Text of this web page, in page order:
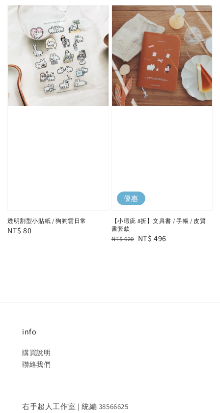
透明割型小貼紙 / 狗狗雲日常
Regular
NT$ 80
優惠
【小瑕疵 8折】文具書 / 手帳 / 皮質
書套款
Regular
NT$ 620 Sale
NT$ 496
info
購買說明
聯絡我們
右手超人工作室 | 統編 38566625